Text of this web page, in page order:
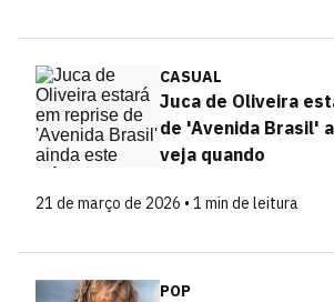
CASUAL
Juca de Oliveira
de 'Avenida Brasil'
veja quando
21 de março de 2026 • 1 min de leitura
POP